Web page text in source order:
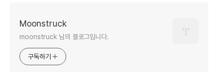
Moonstruck
moonstruck 님의 블로그입니다.
구독하기